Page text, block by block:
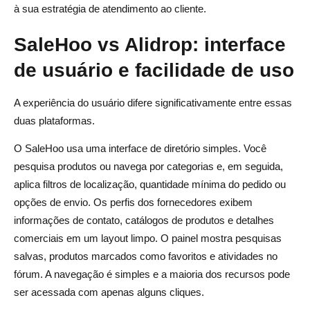
à sua estratégia de atendimento ao cliente.
SaleHoo vs Alidrop: interface
de usuário e facilidade de uso
A experiência do usuário difere significativamente entre essas
duas plataformas.
O SaleHoo usa uma interface de diretório simples. Você
pesquisa produtos ou navega por categorias e, em seguida,
aplica filtros de localização, quantidade mínima do pedido ou
opções de envio. Os perfis dos fornecedores exibem
informações de contato, catálogos de produtos e detalhes
comerciais em um layout limpo. O painel mostra pesquisas
salvas, produtos marcados como favoritos e atividades no
fórum. A navegação é simples e a maioria dos recursos pode
ser acessada com apenas alguns cliques.